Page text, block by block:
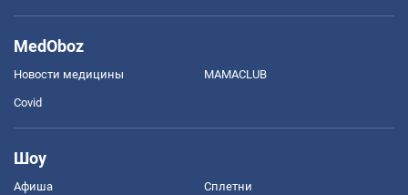
MedOboz
Новости медицины MAMACLUB
Covid
Шоу
Афиша Сплетни